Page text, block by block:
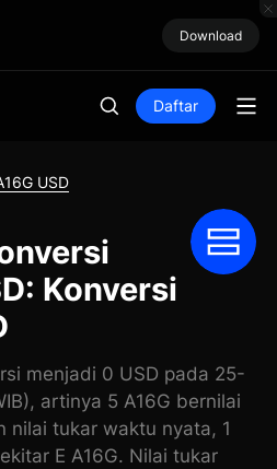
Download
Daftar
USD
Konversi
menjadi 0 USD pada 25-
artinya 5 A16G bernilai
nilai tukar waktu nyata, 1
E A16G. Nilai tukar